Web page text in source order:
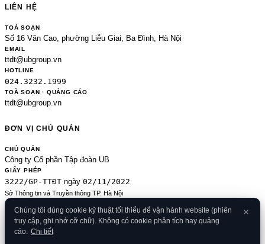
LIÊN HỆ
TOÀ SOẠN
Số 16 Văn Cao, phường Liễu Giai, Ba Đình, Hà Nội
EMAIL
ttdt@ubgroup.vn
HOTLINE
024.3232.1999
TOÀ SOẠN · QUẢNG CÁO
ttdt@ubgroup.vn
ĐƠN VỊ CHỦ QUẢN
CHỦ QUẢN
Công ty Cổ phần Tập đoàn UB
GIẤY PHÉP
3222/GP-TTĐT ngày 02/11/2022
Sở Thông tin và Truyền thông TP. Hà Nội
Sửa đổi của 2489/GP-TTĐT ngày 24/8/2020
ĐKKD
0106080414· cấp09/01/2013
© 2026 Banker.vn
Chúng tôi dùng cookie kỹ thuật tối thiểu để vận hành website (phiên
truy cập, ghi nhớ cỡ chữ). Không có cookie phân tích hay quảng
cáo. Chi tiết